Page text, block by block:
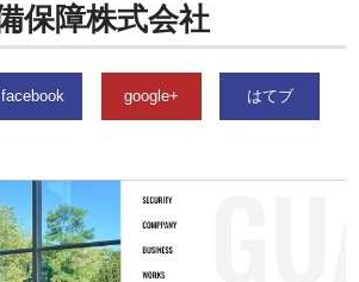
保障株式会社
facebook google+ はてブ